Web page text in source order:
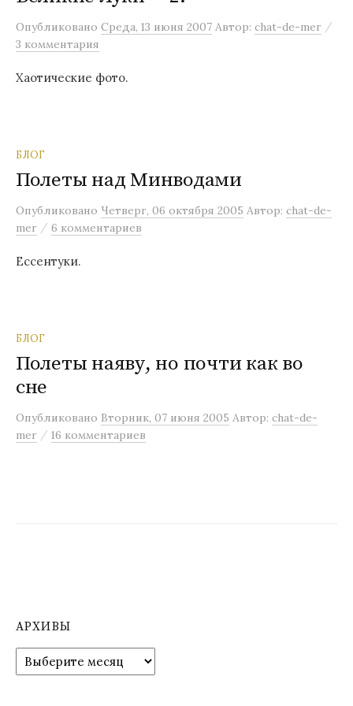
м
у
Опубликовано Среда, 13 июня 2007 Автор: chat-de-mer /
3 комментария
Хаотические фото.
БЛОГ
Полеты над Минводами
Опубликовано Четверг, 06 октября 2005 Автор: chat-de-
mer / 6 комментариев
Ессентуки.
БЛОГ
Полеты наяву, но почти как во
сне
Опубликовано Вторник, 07 июня 2005 Автор: chat-de-
mer / 16 комментариев
АРХИВЫ
р